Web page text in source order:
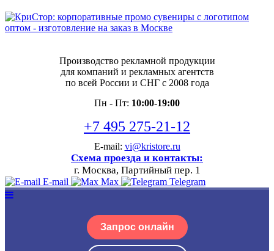
Производство рекламной продукции
для компаний и рекламных агентств
по всей России и СНГ с 2008 года
Пн - Пт: 10:00-19:00
+7 495 275-21-12
E-mail: vi@kristore.ru
Схема проезда и контакты:
г. Москва, Партийный пер. 1
E-mail Max Telegram
Запрос онлайн